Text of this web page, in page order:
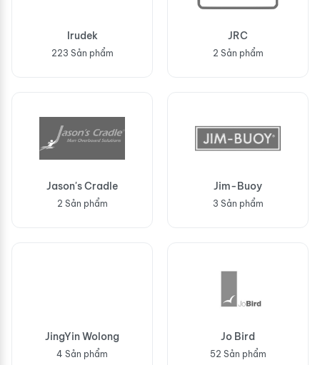
Irudek
223 Sản phẩm
JRC
2 Sản phẩm
Jason's Cradle
2 Sản phẩm
Jim-Buoy
3 Sản phẩm
JingYin Wolong
4 Sản phẩm
Jo Bird
52 Sản phẩm